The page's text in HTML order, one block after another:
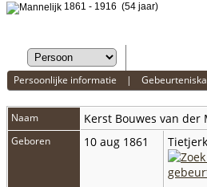
1861 - 1916 (54 jaar)
Persoonlijke informatie |
Naam Kerst Bouwes van der
Geboren 10 aug 1861 Tietjerk